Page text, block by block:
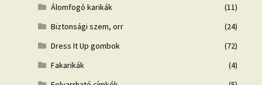
Álomfogó karikák
(11)
Biztonsági szem, orr
(24)
Dress It Up gombok
(72)
Fakarikák
(4)